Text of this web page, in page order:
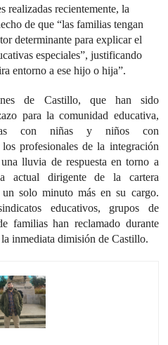
realizadas recientemente, la
de que “las familias tengan
determinante para explicar el
especiales”, justificando
entorno a ese hijo o hija”.
de Castillo, que han sido
para la comunidad educativa,
con niñas y niños con
profesionales de la integración
lluvia de respuesta en torno a
actual dirigente de la cartera
solo minuto más en su cargo.
educativos, grupos de
familias han reclamado durante
inmediata dimisión de Castillo.